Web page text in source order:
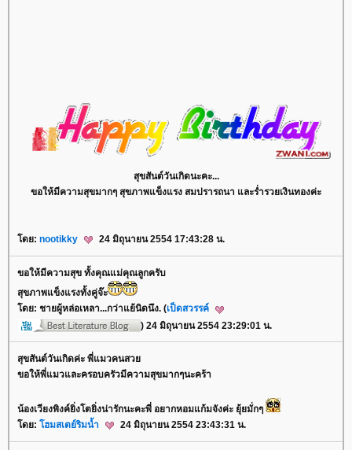
สุขสันต์วันเกิดนะคะ...
ขอให้มีความสุขมากๆ สุขภาพแข็งแรง สมปรารถนา และร่ำรวยเงินทองค่ะ
ดย: nootikky 24 มิถุนายน 2554 17:43:28 น.
ขอให้มีความสุข ทั้งคุณแม่คุณลูกครับ
สุขภาพแข็งแรงทั้งคู่จ๊ะ
ดย: ชายผู้หล่อเหลา...กว่าแย้นิดนึง. (เป็ดสวรรค์
) 24 มิถุนายน 2554 23:29:01 น.
สุขสันต์วันเกิดค่ะ พี่แมวคนสว
ขอให้พี่แมวและครอบครัวมีความสุขมากๆนะคร้า
น้องเวียงพิงค์ยิ่งโตยิ่งน่ารักนะคะพี่ อยากหอมแก้มจังค่ะ ยุ้ยมั่กๆ
ดย: ฮมสเตย์ริมน้ำ 24 มิถุนายน 2554 23:43:31 น.